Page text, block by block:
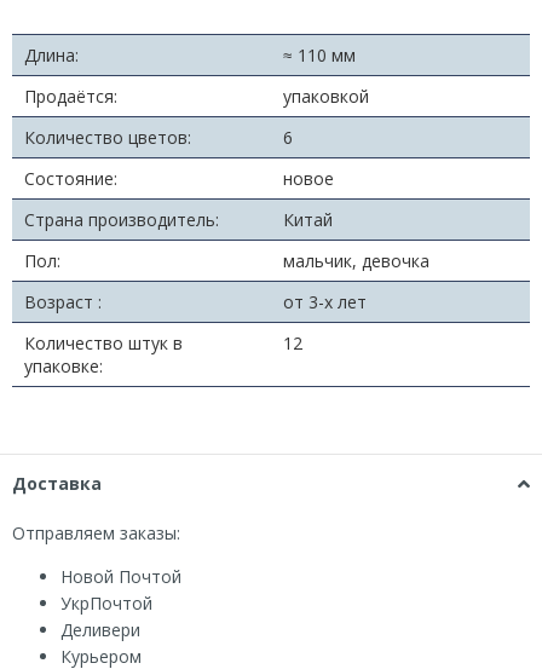
Длина:
≈ 110 мм
Продаётся:
упаковкой
Количество цветов:
6
Состояние:
новое
Страна производитель:
Китай
Пол:
мальчик, девочка
Возраст :
от 3-х лет
Количество штук в
упаковке:
12
Доставка
Отправляем заказы:
Новой Почтой
УкрПочтой
Деливери
Курьером